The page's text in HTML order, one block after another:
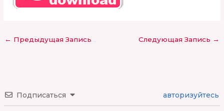
← Предыдущая Запись Следующая Запись →
Подписаться авторизуйтесь